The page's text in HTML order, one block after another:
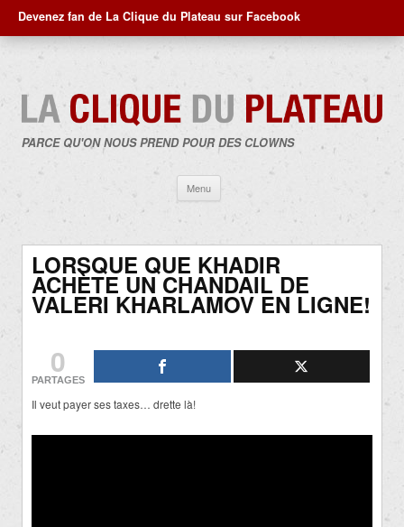
Devenez fan de La Clique du Plateau sur Facebook
PARCE QU'ON NOUS PREND POUR DES CLOWNS
Menu
contenu
LORSQUE QUE KHADIR
ACHÈTE UN CHANDAIL DE
VALERI KHARLAMOV EN LIGNE!
0
PARTAGES
Il veut payer ses taxes… drette là!